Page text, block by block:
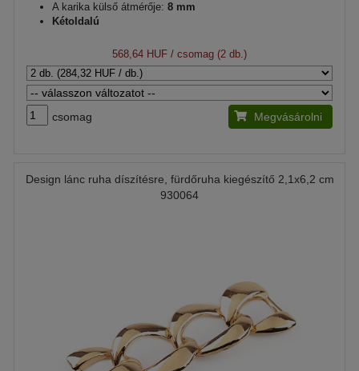
A karika külső átmérője: 8 mm
Kétoldalú
568,64 HUF / csomag (2 db.)
csomag Megvásárolni
Design lánc ruha díszítésre, fürdőruha kiegészítő 2,1x6,2 cm
930064